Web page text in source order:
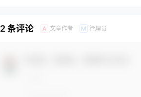
2 条评论 A 文章作者 M 管理员